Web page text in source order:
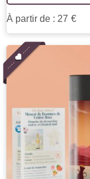
À partir de : 27 €